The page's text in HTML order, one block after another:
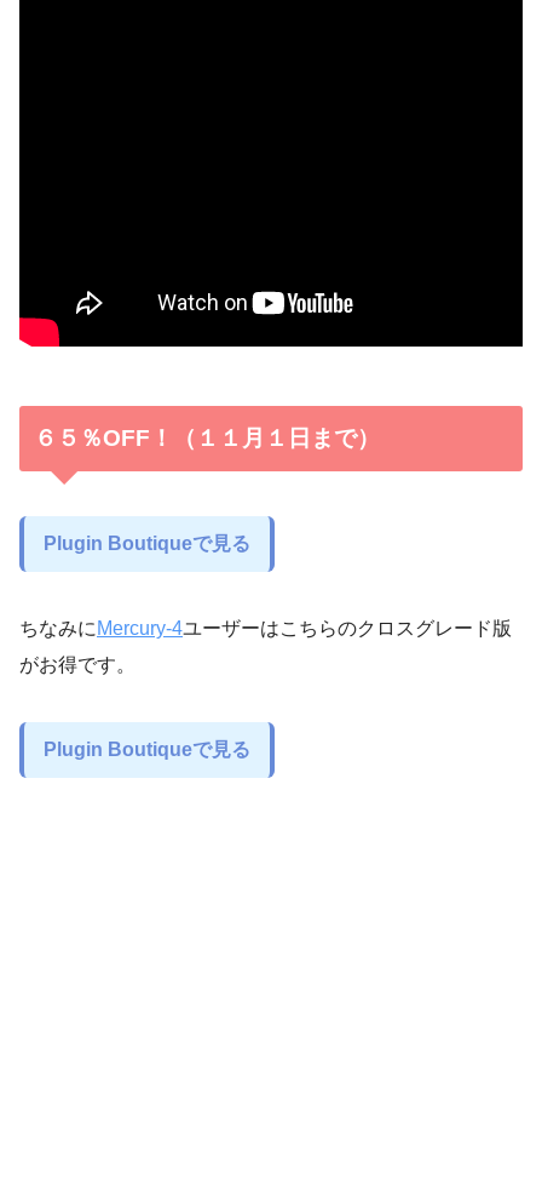
６５％OFF！（１１月１日まで）
Plugin Boutiqueで見る
ちなみに Mercury-4ユーザーはこちらのクロスグレード版
がお得です。
Plugin Boutiqueで見る